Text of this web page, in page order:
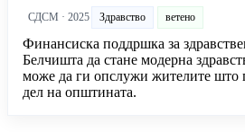
СДСМ · 2025 Здравство ветено
Финансиска поддршка за
Белчишта да стане модерна
може да ги опслужи жителите што
дел на општината.